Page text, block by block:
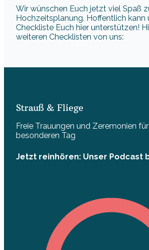
Wir wünschen Euch jetzt viel Spaß
Hochzeitsplanung. Hoffentlich kann
Checkliste Euch hier unterstützen!
weiteren Checklisten von uns:
Strauß & Fliege
Freie Trauungen und Zeremonien
besonderen Tag
Jetzt reinhören: Unser Podcast